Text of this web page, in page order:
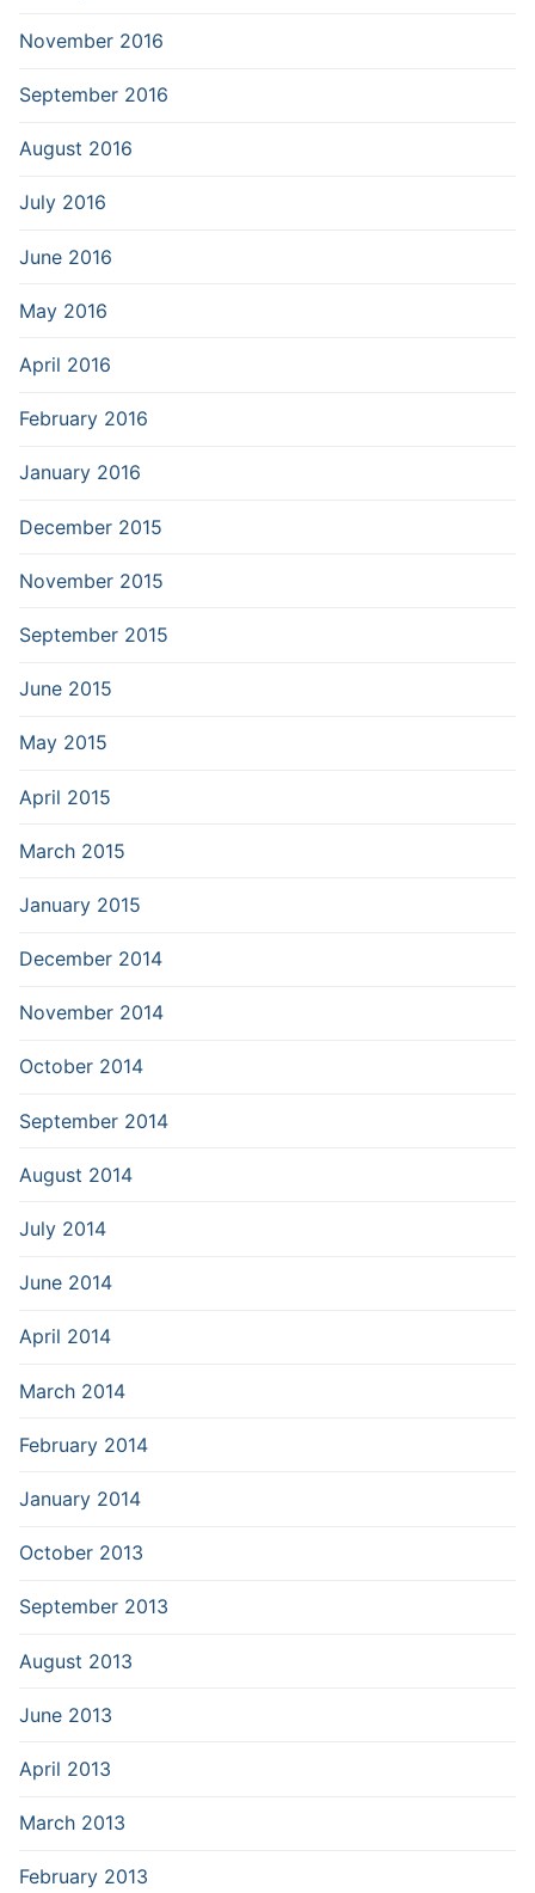
November 2016
September 2016
August 2016
July 2016
June 2016
May 2016
April 2016
February 2016
January 2016
December 2015
November 2015
September 2015
June 2015
May 2015
April 2015
March 2015
January 2015
December 2014
November 2014
October 2014
September 2014
August 2014
July 2014
June 2014
April 2014
March 2014
February 2014
January 2014
October 2013
September 2013
August 2013
June 2013
April 2013
March 2013
February 2013